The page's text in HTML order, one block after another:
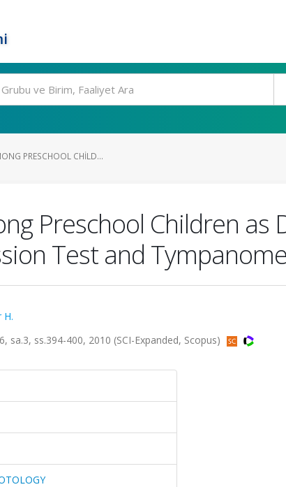
PRESCHOOL CHILD...
Preschool Children as
Test and
H.
sa.3, ss.394-400, 2010 (SCI-Expanded, Scopus)